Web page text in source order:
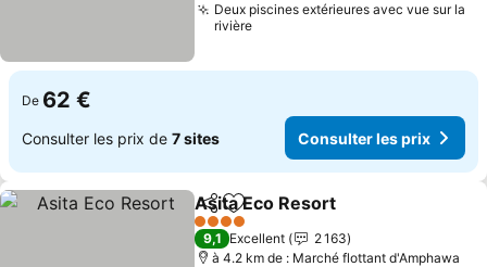
Deux piscines extérieures avec vue sur la
rivière
De 62 €
Consulter les prix de 7 sites Consulter les prix
PartagerAjouter à mes favoris
Asita Eco Resort
4 Étoiles
9,1 Excellent
2 163
à 4.2 km de : Marché flottant d'Amphawa